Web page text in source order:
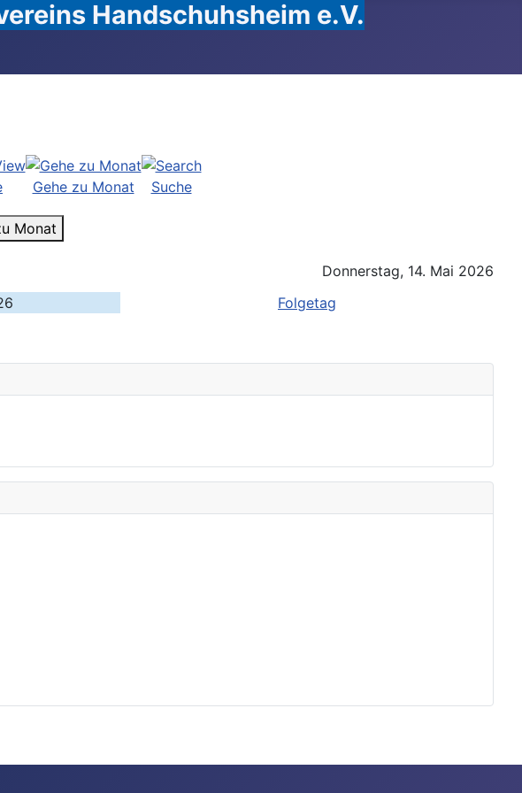
Handschuhsheim e.V.
Gehe zu Monat Suche
Monat
Donnerstag, 14. Mai 2026
Folgetag